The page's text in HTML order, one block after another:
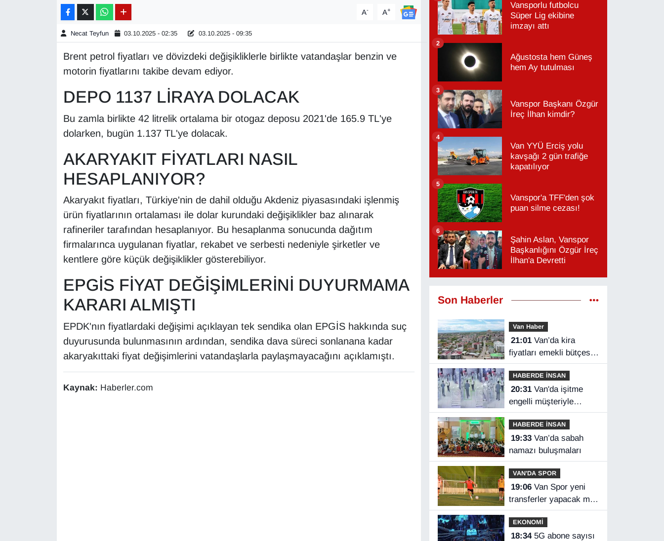
A- A+
Necat Teyfun 03.10.2025 - 02:35 03.10.2025 - 09:35
Brent petrol fiyatları ve dövizdeki değişikliklerle birlikte vatandaşlar benzin ve
motorin fiyatlarını takibe devam ediyor.
DEPO 1137 LİRAYA DOLACAK
Bu zamla birlikte 42 litrelik ortalama bir otogaz deposu 2021'de 165.9 TL'ye
dolarken, bugün 1.137 TL'ye dolacak.
AKARYAKIT FİYATLARI NASIL
HESAPLANIYOR?
Akaryakıt fiyatları, Türkiye'nin de dahil olduğu Akdeniz piyasasındaki işlenmiş
ürün fiyatlarının ortalaması ile dolar kurundaki değişiklikler baz alınarak
rafineriler tarafından hesaplanıyor. Bu hesaplanma sonucunda dağıtım
firmalarınca uygulanan fiyatlar, rekabet ve serbesti nedeniyle şirketler ve
kentlere göre küçük değişiklikler gösterebiliyor.
EPGİS FİYAT DEĞİŞİMLERİNİ DUYURMAMA
KARARI ALMIŞTI
EPDK'nın fiyatlardaki değişimi açıklayan tek sendika olan EPGİS hakkında suç
duyurusunda bulunmasının ardından, sendika dava süreci sonlanana kadar
akaryakıttaki fiyat değişimlerini vatandaşlarla paylaşmayacağını açıklamıştı.
Kaynak: Haberler.com
Vansporlu futbolcu
Süper Lig ekibine
imzayı attı
Ağustosta hem Güneş
hem Ay tutulması
2
Vanspor Başkanı Özgür
İreç İlhan kimdir?
3
Van YYÜ Erciş yolu
kavşağı 2 gün trafiğe
kapatılıyor
4
Vanspor'a TFF'den şok
puan silme cezası!
5
Şahin Aslan, Vanspor
Başkanlığını Özgür İreç
İlhan'a Devretti
6
Son Haberler
Van Haber
21:01Van’da kira
fiyatları emekli bütçesini
zorluyor
HABERDE İNSAN
20:31Van'da işitme
engelli müşteriyle
halaylı pazarlık
gülümsetti
HABERDE İNSAN
19:33Van’da sabah
namazı buluşmaları
VAN'DA SPOR
19:06Van Spor yeni
transferler yapacak mı?
Başkan Özgür İreç İlhan
açıkladı
EKONOMİ
18:345G abone sayısı
Gündem
HABERDE İNSAN
Kim Kimdir?
Kültür & Sanat
MAGAZİN
ONE EKONOMİ
POLİTİKA
Resmi İlanlar
RÖPORTAJ